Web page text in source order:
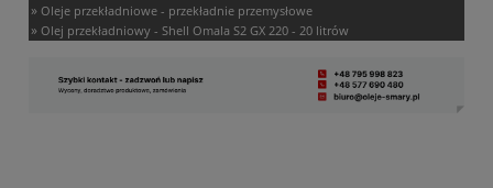
» Oleje przekładniowe - przekładnie przemysłowe
» Olej przekładniowy - Shell Omala S2 GX 220 - 20 litrów